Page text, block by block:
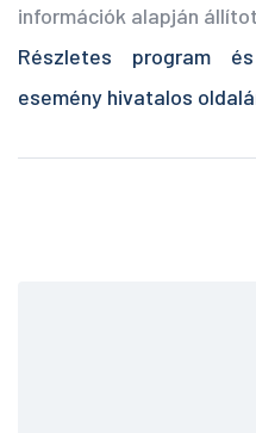
információk alapján
Részletes program
esemény hivatalos